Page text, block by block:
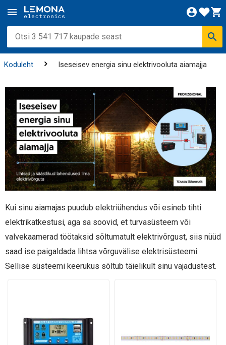
Koduleht Iseseisev energia sinu elektrivooluta aiamajja
Kui sinu aiamajas puudub elektriühendus või esineb tihti
elektrikatkestusi, aga sa soovid, et turvasüsteem või
valvekaamerad töötaksid sõltumatult elektrivõrgust, siis nüüd
saad ise paigaldada lihtsa võrguvälise elektrisüsteemi.
Sellise süsteemi keerukus sõltub täielikult sinu vajadustest.